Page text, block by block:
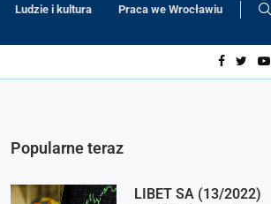
Ludzie i kultura Praca we Wrocławiu
Popularne teraz
LIBET SA (13/2022)